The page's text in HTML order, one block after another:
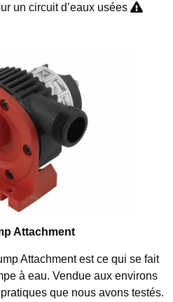
un circuit d’eaux usées
Attachment
Attachment est ce qui se fait
à eau. Vendue aux environs
que nous avons testés.